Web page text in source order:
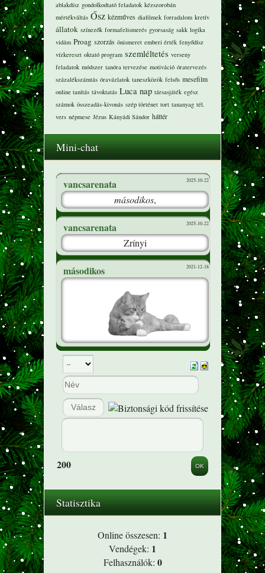
ablakdísz gondolkodtató feladatok kézszorobán
mértékváltás Ősz kézműves diafilmek forradalom kretív
állatok színezők formafelismerés gyorsaság sakk logika
vidám Proag szorzás önismeret emberi érték fenyődísz
vízkereszt oktató program szemléltetés verseny
feladatok módszer tanóra tervezése motiváció óratervezés
százalékszámtás óravázlatok taneszközök felsős mesefilm
online tanítás távoktatás Luca nap társasjáték egész
számok összeadás-kivonás szép történet tort tananyag tél.
vers népmese Jézus Kányádi Sándor háttér
Mini-chat
200
Statisztika
Online összesen: 1
Vendégek: 1
Felhasználók: 0